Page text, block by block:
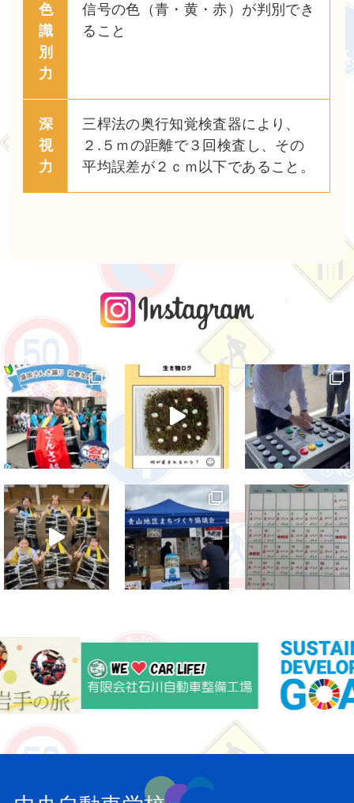
色
識
別
力
信号の色（青・黄・赤）が判別でき
ること
深
視
力
三桿法の奥行知覚検査器により、
２.５ｍの距離で３回検査し、その
平均誤差が２ｃｍ以下であること。